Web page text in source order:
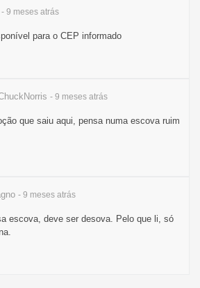
- 9 meses atrás
para o CEP informado
- 9 meses atrás
que saiu aqui, pensa numa escova ruim
- 9 meses atrás
escova, deve ser desova. Pelo que li, só